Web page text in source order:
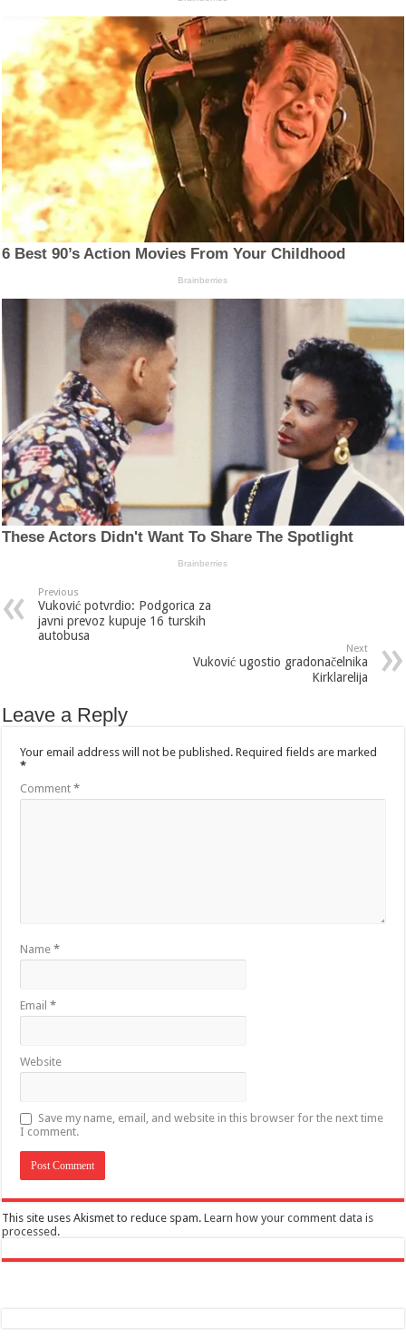
Previous
Vuković potvrdio: Podgorica za
javni prevoz kupuje 16 turskih
autobusa
Next
Vuković ugostio gradonačelnika
Kirklarelija
Leave a Reply
Your email address will not be published. Required fields are marked
*
Comment*
Name*
Email*
Website
Save my name, email, and website in this browser for the next time
I comment.
This site uses Akismet to reduce spam.Learn how your comment data is
processed .